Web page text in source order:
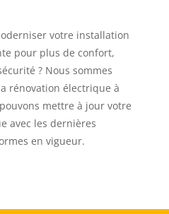
votre installation
pour plus de confort,
? Nous sommes
rénovation électrique à
mettre à jour votre
avec les dernières
en vigueur.